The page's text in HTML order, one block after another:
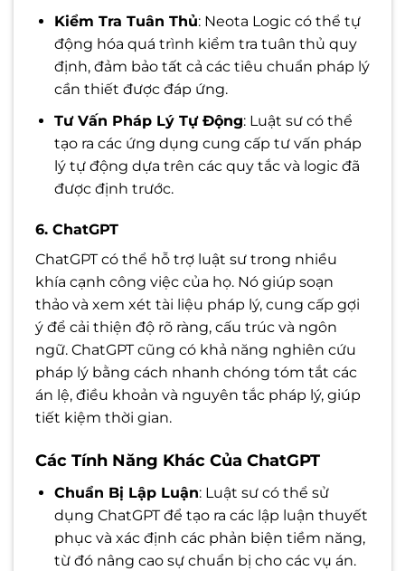
Kiểm Tra Tuân Thủ: Neota Logic có thể tự
động hóa quá trình kiểm tra tuân thủ quy
định, đảm bảo tất cả các tiêu chuẩn pháp lý
cần thiết được đáp ứng.
Tư Vấn Pháp Lý Tự Động: Luật sư có thể
tạo ra các ứng dụng cung cấp tư vấn pháp
lý tự động dựa trên các quy tắc và logic đã
được định trước.
6. ChatGPT
ChatGPT có thể hỗ trợ luật sư trong nhiều
khía cạnh công việc của họ. Nó giúp soạn
thảo và xem xét tài liệu pháp lý, cung cấp gợi
ý để cải thiện độ rõ ràng, cấu trúc và ngôn
ngữ. ChatGPT cũng có khả năng nghiên cứu
pháp lý bằng cách nhanh chóng tóm tắt các
án lệ, điều khoản và nguyên tắc pháp lý, giúp
tiết kiệm thời gian.
Các Tính Năng Khác Của ChatGPT
Chuẩn Bị Lập Luận: Luật sư có thể sử
dụng ChatGPT để tạo ra các lập luận thuyết
phục và xác định các phản biện tiềm năng,
từ đó nâng cao sự chuẩn bị cho các vụ án.